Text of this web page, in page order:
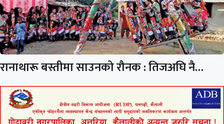
रानाथारू बस्तीमा साउनको रौनक : तिजअघि नै…